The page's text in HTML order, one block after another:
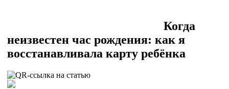
Когда
неизвестен час рождения: как я
восстанавливала карту ребёнка